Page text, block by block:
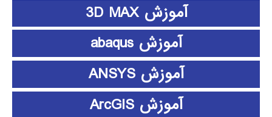
آموزش 3D MAX
آموزش abaqus
آموزش ANSYS
آموزش ArcGIS